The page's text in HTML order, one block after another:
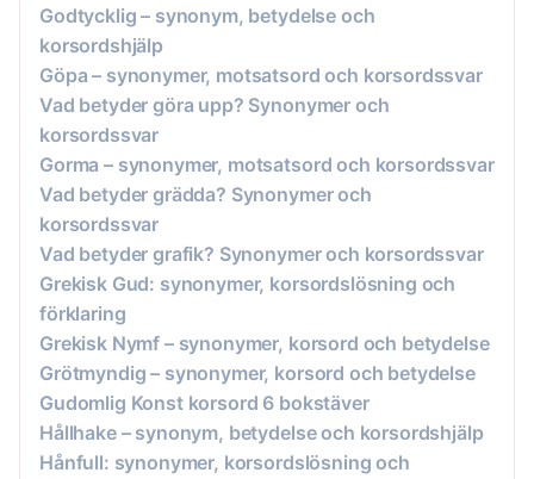
Godtycklig – synonym, betydelse och
korsordshjälp
Göpa – synonymer, motsatsord och korsordssvar
Vad betyder göra upp? Synonymer och
korsordssvar
Gorma – synonymer, motsatsord och korsordssvar
Vad betyder grädda? Synonymer och
korsordssvar
Vad betyder grafik? Synonymer och korsordssvar
Grekisk Gud: synonymer, korsordslösning och
förklaring
Grekisk Nymf – synonymer, korsord och betydelse
Grötmyndig – synonymer, korsord och betydelse
Gudomlig Konst korsord 6 bokstäver
Hållhake – synonym, betydelse och korsordshjälp
Hånfull: synonymer, korsordslösning och